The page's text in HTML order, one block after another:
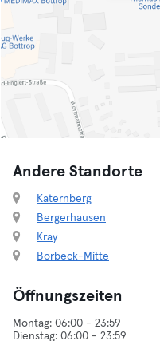
Andere Standorte
Katernberg
Bergerhausen
Kray
Borbeck-Mitte
Öffnungszeiten
Montag: 06:00 - 23:59
Dienstag: 06:00 - 23:59